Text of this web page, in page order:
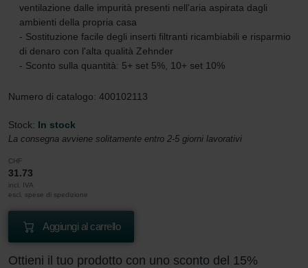
ventilazione dalle impurità presenti nell'aria aspirata dagli
ambienti della propria casa
- Sostituzione facile degli inserti filtranti ricambiabili e risparmio
di denaro con l'alta qualità Zehnder
- Sconto sulla quantità: 5+ set 5%, 10+ set 10%
Numero di catalogo: 400102113
Stock: In stock
La consegna avviene solitamente entro 2-5 giorni lavorativi
CHF
31.73
incl. IVA
escl. spese di spedizione
Aggiungi al carrello
Ottieni il tuo prodotto con uno sconto del 15%